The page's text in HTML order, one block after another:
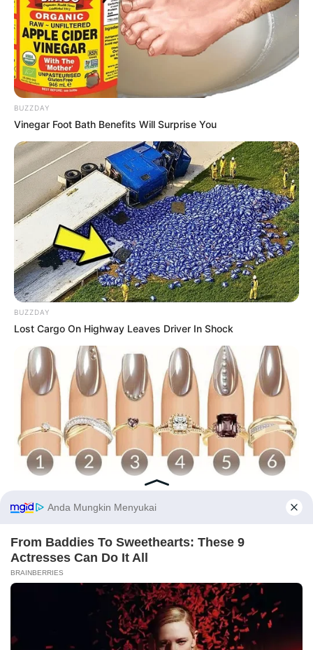
10 Desain Kanopi Tempat
Tidur, Serasa Beristirahat di
Kamar Raja
Tampil Lebih Modern, 7 Potret
Hasil Renovasi Rumah Berusia
90 Tahun
PRIVACY POLICY DISCLAIMER HUBUNGI KAMI IKLAN
BUZZDAY
Vinegar Foot Bath Benefits Will Surprise You
BUZZDAY
Lost Cargo On Highway Leaves Driver In Shock
BUZZ DAY
Before You Go